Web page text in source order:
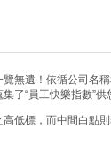
無遺！依循公司名稱
了“員工快樂指數”供
低標，而中間白點則